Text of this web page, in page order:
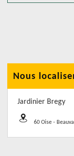
Nous
Jardinier Bregy
60 Oise -